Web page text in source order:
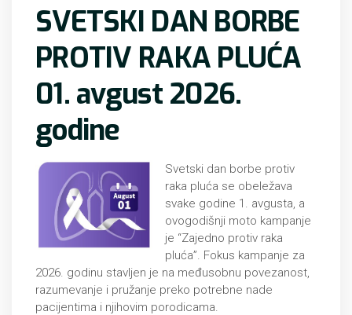
SVETSKI DAN BORBE
PROTIV RAKA PLUĆA
01. avgust 2026.
godine
Svetski dan borbe protiv
raka pluća se obeležava
svake godine 1. avgusta, a
ovogodišnji moto kampanje
je “Zajedno protiv raka
pluća”. Fokus kampanje za
2026. godinu stavljen je na međusobnu povezanost,
razumevanje i pružanje preko potrebne nade
pacijentima i njihovim porodicama.